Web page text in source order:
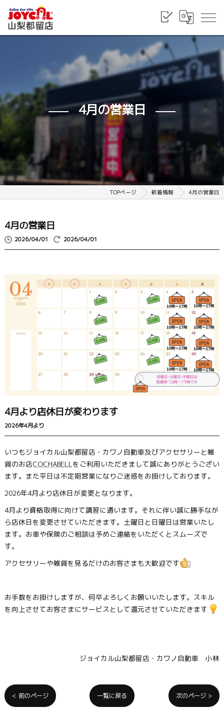
4月の営業日
TOPページ 新着情報 4月の営業日
4月の営業日
2026/04/01 2026/04/01
4月より店休日が変わります
2026年4月より
いつもジョイカル山梨都留店・カワノ自動車及びアクセサリーと雑
貨のお店COCHABELLをご利用いただきまして誠にありがとうござい
ます。また平日は不定期営業になりご迷惑をお掛けしております。
2026年4月より店休日が変更となります。
4月より資格取得に向けて講習に通います。それに伴い誠に勝手なが
ら店休日を変更させていただきます。土曜日と日曜日は営業いたし
ます。お車や保険のご相談は予めご連絡をいただくとスムーズで
す。
アクセサリーや雑貨を見るだけのお客さまも大歓迎です
お手数をお掛けしますが、何卒よろしくお願いいたします。スキル
を向上させてお客さまにサービスとして還元させていただきます
ジョイカル山梨都留店・カワノ自動車 小林
< 前のページ 一覧に戻る 次のページ >